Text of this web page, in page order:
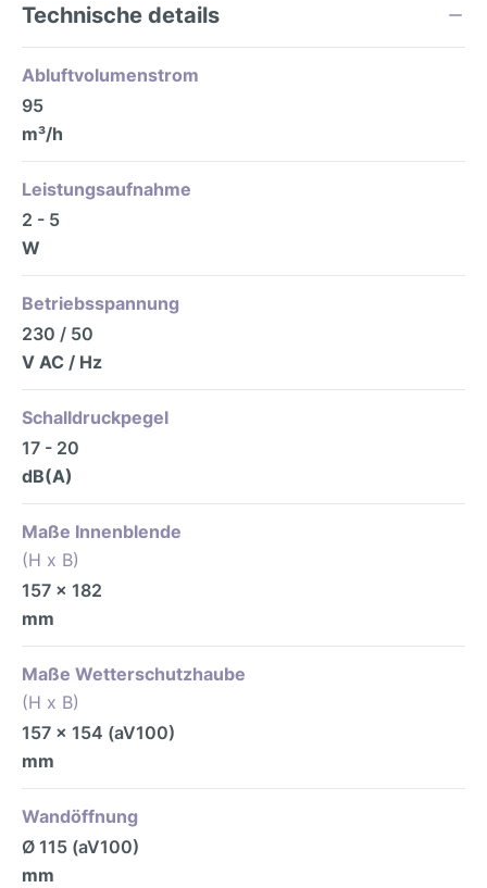
Technische details
Abluftvolumenstrom
95
m³/h
Leistungsaufnahme
2 - 5
W
Betriebsspannung
230 / 50
V AC / Hz
Schalldruckpegel
17 - 20
dB(A)
Maße Innenblende
(H x B)
157 x 182
mm
Maße Wetterschutzhaube
(H x B)
157 x 154 (aV100)
mm
Wandöffnung
Ø 115 (aV100)
mm